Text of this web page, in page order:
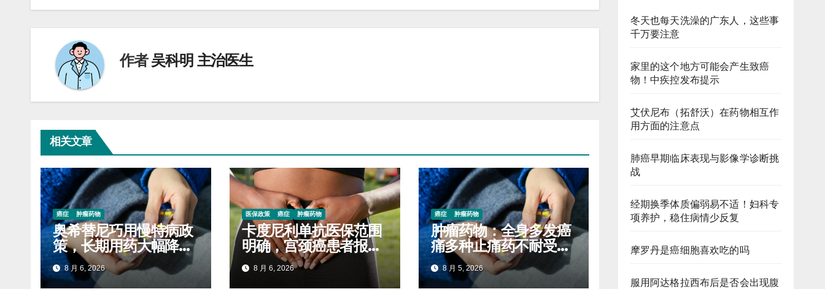
航
作者吴科明 主治医生
相关文章
癌症 肿瘤药物
奥希替尼巧用慢特病政
策，长期用药大幅降低
自付开支
8 月 6, 2026
医保政策 癌症 肿瘤药物
卡度尼利单抗医保范围
明确，宫颈癌患者报销
标准对照查看
8 月 6, 2026
癌症 肿瘤药物
肿瘤药物：全身多发癌
痛多种止痛药不耐受，
阿魏化痞膏外用减少口
服药量的实操案例
8 月 5, 2026
冬天也每天洗澡的广东人，这些事
千万要注意
家里的这个地方可能会产生致癌
物！中疾控发布提示
艾伏尼布（拓舒沃）在药物相互作
用方面的注意点
肺癌早期临床表现与影像学诊断挑
战
经期换季体质偏弱易不适！妇科专
项养护，稳住病情少反复
摩罗丹是癌细胞喜欢吃的吗
服用阿达格拉西布后是否会出现腹